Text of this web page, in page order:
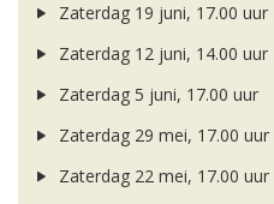
Zaterdag 19 juni, 17.00 uur
Zaterdag 12 juni, 14.00 uur
Zaterdag 5 juni, 17.00 uur
Zaterdag 29 mei, 17.00 uur
Zaterdag 22 mei, 17.00 uur